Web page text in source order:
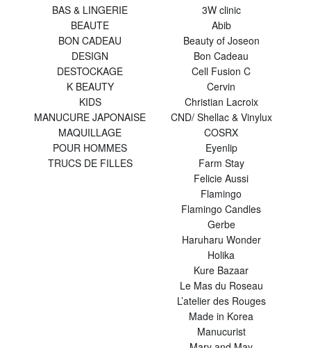
BAS & LINGERIE
BEAUTE
BON CADEAU
DESIGN
DESTOCKAGE
K BEAUTY
KIDS
MANUCURE JAPONAISE
MAQUILLAGE
POUR HOMMES
TRUCS DE FILLES
3W clinic
Abib
Beauty of Joseon
Bon Cadeau
Cell Fusion C
Cervin
Christian Lacroix
CND/ Shellac & Vinylux
COSRX
Eyenlip
Farm Stay
Felicie Aussi
Flamingo
Flamingo Candles
Gerbe
Haruharu Wonder
Holika
Kure Bazaar
Le Mas du Roseau
L’atelier des Rouges
Made in Korea
Manucurist